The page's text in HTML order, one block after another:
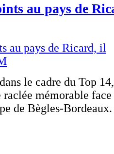
au pays de
le cadre du Top
mémorable
de Bègles-